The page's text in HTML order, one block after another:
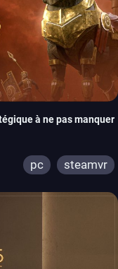
à ne pas manquer
pc steamvr